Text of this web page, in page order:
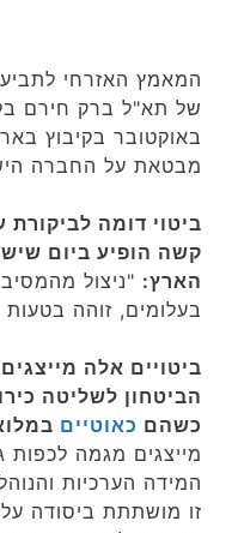
המאמץ האזרחי
של תא"ל ברק חירם
באוקטובר בקיבוץ
מבטאת על החברה
ביטוי דומה
קשה הופיע ביום
הארץ: "ניצול
בעלומים, זוהה
ביטויים אלה
הביטחון לשליטה
כשהם כאוטיים
מייצגים מגמה
המידה הערכיות
זו מושתתת ביסודה